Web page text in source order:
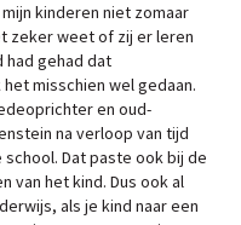
kinderen niet zomaar
zeker weet of zij er leren
had gehad dat
misschien wel gedaan.
en oud-
na verloop van tijd
Dat paste ook bij de
van het kind. Dus ook al
als je kind naar een